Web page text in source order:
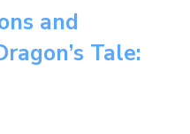
and
Tale: